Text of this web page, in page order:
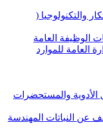
والتكنولوجيا (
الوظيفة العامة
العامة للموارد
الأدوية والمستحضرات
عن النباتات المهندسة